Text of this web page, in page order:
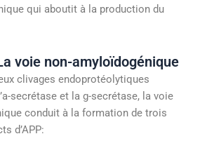
qui aboutit à la production du
non-amyloïdogénique
clivages endoprotéolytiques
secrétase et la g-secrétase, la voie
conduit à la formation de trois
d’APP: